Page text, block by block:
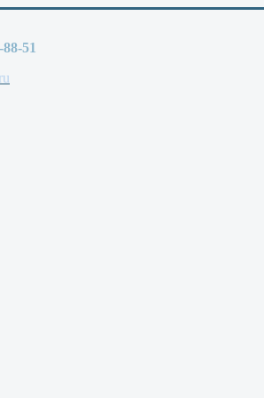
51